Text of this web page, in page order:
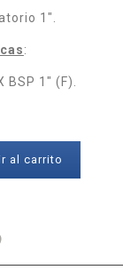
1".
:
1" (F).
al carrito